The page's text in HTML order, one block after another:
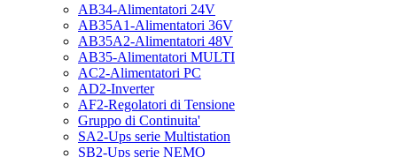
AB34-Alimentatori 24V
AB35A1-Alimentatori 36V
AB35A2-Alimentatori 48V
AB35-Alimentatori MULTI
AC2-Alimentatori PC
AD2-Inverter
AF2-Regolatori di Tensione
Gruppo di Continuita'
SA2-Ups serie Multistation
SB2-Ups serie NEMO